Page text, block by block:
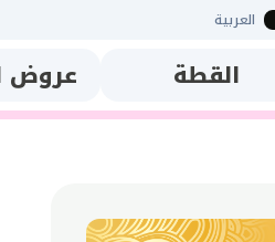
العربية
القطة عروض